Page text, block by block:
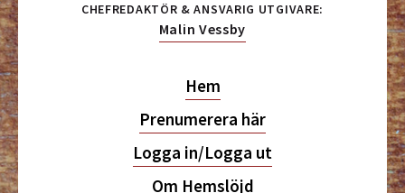
CHEFREDAKTÖR & ANSVARIG UTGIVARE:
Malin Vessby
Hem
Prenumerera här
Logga in/Logga ut
Om Hemslöjd